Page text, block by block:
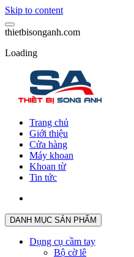
Skip to content
thietbisonganh.com
Loading
Trang chủ
Giới thiệu
Cửa hàng
Máy khoan
Khoan từ
Tin tức
DANH MỤC SẢN PHẨM
Dụng cụ cầm tay
Bộ cờ lê